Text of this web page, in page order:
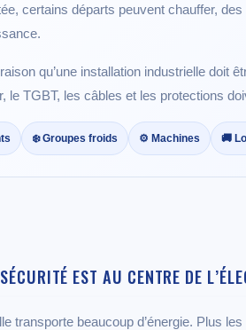
certains départs peuvent chauffer,
qu’une installation industrielle doit
le TGBT, les câbles et les protections
❄️ Groupes froids ⚙️ Machines 🚚
EST AU CENTRE DE
transporte beaucoup d’énergie. Plus